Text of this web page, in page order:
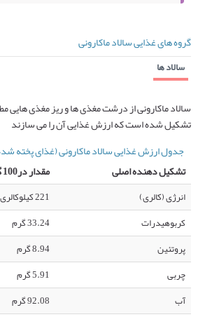
گروه های غذایی سالاد ماکارونی
سالاد ها
سالاد ماکارونی از درشت مغذی ها و ریز مغذی هایی
تشکیل شده است که ارزش غذایی آن را می سازند
جدول ارزش غذایی سالاد ماکارونی (غذای پخته
تشکیل دهنده اصلی
مقدار در100 گرم
انرژی (کالری)
221 کیلوکالری
کربوهیدرات
33.24 گرم
پروتئین
8.94 گرم
چربی
5.91 گرم
آب
92.08 گرم